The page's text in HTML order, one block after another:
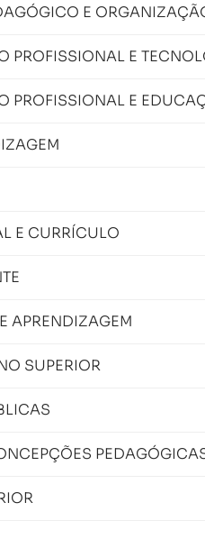
E
PROFISSIONAL E
PROFISSIONAL E
E CURRÍCULO
APRENDIZAGEM
SUPERIOR